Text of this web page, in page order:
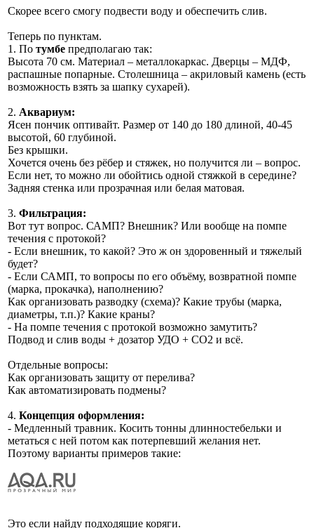
Скорее всего смогу подвести воду и обеспечить слив.
Теперь по пунктам.
1. По тумбе предполагаю так:
Высота 70 см. Материал – металлокаркас. Дверцы – МДФ,
распашные попарные. Столешница – акриловый камень (есть
возможность взять за шапку сухарей).
2. Аквариум:
Ясен пончик оптивайт. Размер от 140 до 180 длиной, 40-45
высотой, 60 глубиной.
Без крышки.
Хочется очень без рёбер и стяжек, но получится ли – вопрос.
Если нет, то можно ли обойтись одной стяжкой в середине?
Задняя стенка или прозрачная или белая матовая.
3. Фильтрация:
Вот тут вопрос. САМП? Внешник? Или вообще на помпе
течения с протокой?
- Если внешник, то какой? Это ж он здоровенный и тяжелый
будет?
- Если САМП, то вопросы по его объёму, возвратной помпе
(марка, прокачка), наполнению?
Как организовать разводку (схема)? Какие трубы (марка,
диаметры, т.п.)? Какие краны?
- На помпе течения с протокой возможно замутить?
Подвод и слив воды + дозатор УДО + СО2 и всё.
Отдельные вопросы:
Как организовать защиту от перелива?
Как автоматизировать подмены?
4. Концепция оформления:
- Медленный травник. Косить тонны длинностебельки и
метаться с ней потом как потерпевший желания нет.
Поэтому варианты примеров такие:
Это если найду подходящие коряги.